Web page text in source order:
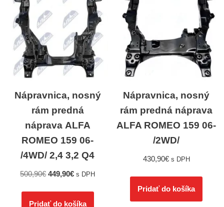
Nápravnica, nosný
rám predná
náprava ALFA
ROMEO 159 06-
/4WD/ 2,4 3,2 Q4
500,90€ 449,90€ s DPH
Pridať do košíka
Nápravnica, nosný
rám predná náprava
ALFA ROMEO 159 06-
/2WD/
430,90€ s DPH
Pridať do košíka